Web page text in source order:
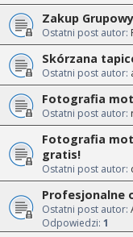
Zakup
Ostatni post autor:
Skórzana
Ostatni post autor:
Fotografia
Ostatni post autor:
Fotografia
gratis!
Ostatni post autor:
Profesjonalne
Ostatni post autor:
Odpowiedzi: 1